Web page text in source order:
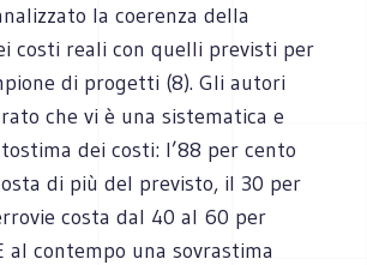
la coerenza della
costi reali con quelli previsti per
di progetti (8). Gli autori
che vi è una sistematica e
dei costi: l’88 per cento
di più del previsto, il 30 per
costa dal 40 al 60 per
al contempo una sovrastima